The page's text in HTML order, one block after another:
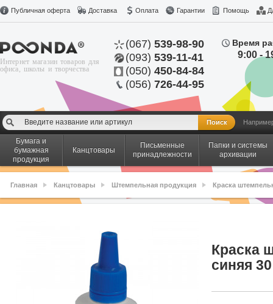
Публичная оферта Доставка Оплата Гарантии Помощь
Интернет магазин товаров для
офиса, школы и творчества
(067) 539-98-90
(093) 539-11-41
(050) 450-84-84
(056) 726-44-95
Время
9:00 -
Бумага и
бумажная
продукция
Канцтовары
Письменные
принадлежности
Папки и системы
архивации
Главная Канцтовары Штемпельная продукция Краска
Краска
синяя